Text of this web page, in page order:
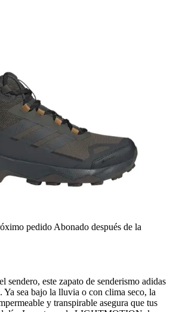
pedidoAbonado después de la
sendero, este zapato de senderismo adidas
Ya sea bajo la lluvia o con clima seco, la
y transpirable asegura que tus